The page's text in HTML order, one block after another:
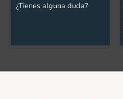
¿Tienes alguna duda?